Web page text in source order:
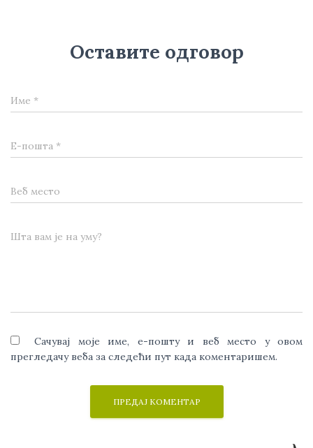
Оставите одговор
Име *
Е-пошта *
Веб место
Шта вам је на уму?
Сачувај моје име, е-пошту и веб место у овом
прегледачу веба за следећи пут када коментаришем.